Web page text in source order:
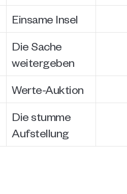
Einsame Insel
Die Sache
weitergeben
Werte-Auktion
Die stumme
Aufstellung